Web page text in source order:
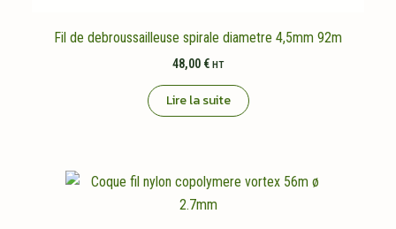
Fil de debroussailleuse spirale diametre 4,5mm 92m
48,00 € HT
Lire la suite